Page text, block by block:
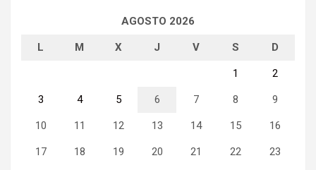
AGOSTO 2026
L M X J V S D
1 2
3 4 5 6 7 8 9
10 11 12 13 14 15 16
17 18 19 20 21 22 23